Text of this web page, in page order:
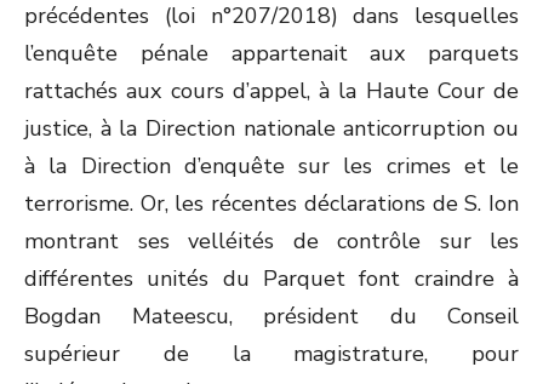
précédentes (loi n°207/2018) dans lesquelles
l’enquête pénale appartenait aux parquets
rattachés aux cours d’appel, à la Haute Cour de
justice, à la Direction nationale anticorruption ou
à la Direction d’enquête sur les crimes et le
terrorisme. Or, les récentes déclarations de S. Ion
montrant ses velléités de contrôle sur les
différentes unités du Parquet font craindre à
Bogdan Mateescu, président du Conseil
supérieur de la magistrature, pour